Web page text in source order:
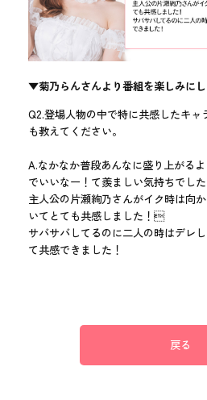
▼菊乃らんさんより番組を楽しみに
Q2.登場人物の中で特に共感したキャ
も教えてください。
A.なかなか普段あんなに盛り上がる
でいいなー！て羨ましい気持ちでし
主人公の片瀬絢乃さんがイク時は向
いてとても共感しました！
サバサバしてるのに二人の時はデレ
て共感できました！
戻る